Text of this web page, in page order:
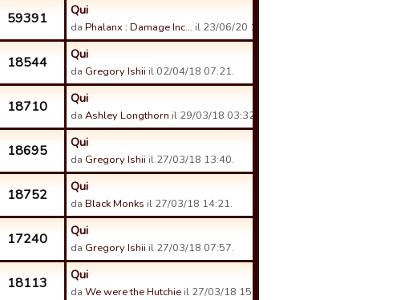
59391 Qui
da Phalanx : Damage Inc… il 23/06/20 16:29.
18544 Qui
da Gregory Ishii il 02/04/18 07:21.
18710 Qui
da Ashley Longthorn il 29/03/18 03:32.
18695 Qui
da Gregory Ishii il 27/03/18 13:40.
18752 Qui
da Black Monks il 27/03/18 14:21.
17240 Qui
da Gregory Ishii il 27/03/18 07:57.
18113 Qui
da We were the Hutchie il 27/03/18 15:08.